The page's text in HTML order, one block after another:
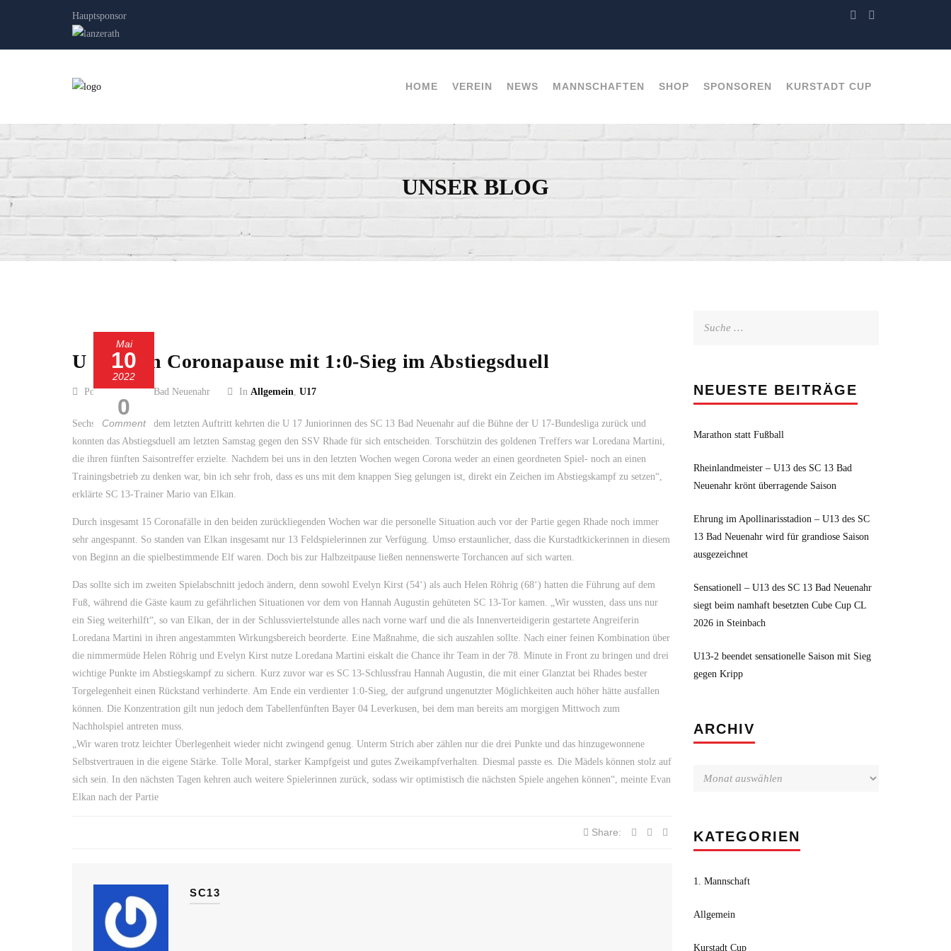
Hauptsponsor
HOME VEREIN NEWS MANNSCHAFTEN SHOP SPONSOREN KURSTADT CUP
UNSER BLOG
Mai
10
2022
0
Comment
U 17 nach Coronapause mit 1:0-Sieg im Abstiegsduell
Posted by SC 13 Bad Neuenahr In Allgemein, U17
Sechs Wochen nach dem letzten Auftritt kehrten die U 17 Juniorinnen des SC 13 Bad Neuenahr auf die Bühne der U 17-Bundesliga zurück und
konnten das Abstiegsduell am letzten Samstag gegen den SSV Rhade für sich entscheiden. Torschützin des goldenen Treffers war Loredana Martini,
die ihren fünften Saisontreffer erzielte. Nachdem bei uns in den letzten Wochen wegen Corona weder an einen geordneten Spiel- noch an einen
Trainingsbetrieb zu denken war, bin ich sehr froh, dass es uns mit dem knappen Sieg gelungen ist, direkt ein Zeichen im Abstiegskampf zu setzen“,
erklärte SC 13-Trainer Mario van Elkan.
Durch insgesamt 15 Coronafälle in den beiden zurückliegenden Wochen war die personelle Situation auch vor der Partie gegen Rhade noch immer
sehr angespannt. So standen van Elkan insgesamt nur 13 Feldspielerinnen zur Verfügung. Umso erstaunlicher, dass die Kurstadtkickerinnen in diesem
von Beginn an die spielbestimmende Elf waren. Doch bis zur Halbzeitpause ließen nennenswerte Torchancen auf sich warten.
Das sollte sich im zweiten Spielabschnitt jedoch ändern, denn sowohl Evelyn Kirst (54‘) als auch Helen Röhrig (68‘) hatten die Führung auf dem
Fuß, während die Gäste kaum zu gefährlichen Situationen vor dem von Hannah Augustin gehüteten SC 13-Tor kamen. „Wir wussten, dass uns nur
ein Sieg weiterhilft“, so van Elkan, der in der Schlussviertelstunde alles nach vorne warf und die als Innenverteidigerin gestartete Angreiferin
Loredana Martini in ihren angestammten Wirkungsbereich beorderte. Eine Maßnahme, die sich auszahlen sollte. Nach einer feinen Kombination über
die nimmermüde Helen Röhrig und Evelyn Kirst nutze Loredana Martini eiskalt die Chance ihr Team in der 78. Minute in Front zu bringen und drei
wichtige Punkte im Abstiegskampf zu sichern. Kurz zuvor war es SC 13-Schlussfrau Hannah Augustin, die mit einer Glanztat bei Rhades bester
Torgelegenheit einen Rückstand verhinderte. Am Ende ein verdienter 1:0-Sieg, der aufgrund ungenutzter Möglichkeiten auch höher hätte ausfallen
können. Die Konzentration gilt nun jedoch dem Tabellenfünften Bayer 04 Leverkusen, bei dem man bereits am morgigen Mittwoch zum
Nachholspiel antreten muss.
„Wir waren trotz leichter Überlegenheit wieder nicht zwingend genug. Unterm Strich aber zählen nur die drei Punkte und das hinzugewonnene
Selbstvertrauen in die eigene Stärke. Tolle Moral, starker Kampfgeist und gutes Zweikampfverhalten. Diesmal passte es. Die Mädels können stolz auf
sich sein. In den nächsten Tagen kehren auch weitere Spielerinnen zurück, sodass wir optimistisch die nächsten Spiele angehen können“, meinte Evan
Elkan nach der Partie
Share:
SC13
NEUESTE BEITRÄGE
Marathon statt Fußball
Rheinlandmeister – U13 des SC 13 Bad
Neuenahr krönt überragende Saison
Ehrung im Apollinarisstadion – U13 des SC
13 Bad Neuenahr wird für grandiose Saison
ausgezeichnet
Sensationell – U13 des SC 13 Bad Neuenahr
siegt beim namhaft besetzten Cube Cup CL
2026 in Steinbach
U13-2 beendet sensationelle Saison mit Sieg
gegen Kripp
ARCHIV
KATEGORIEN
1. Mannschaft
Allgemein
Kurstadt Cup